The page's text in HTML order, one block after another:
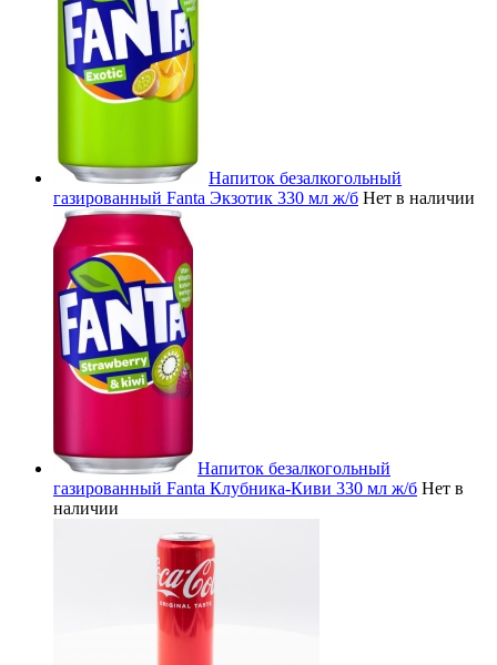
Напиток безалкогольный
газированный Fanta Экзотик 330 мл ж/б Нет в наличии
Напиток безалкогольный
газированный Fanta Клубника-Киви 330 мл ж/б Нет в
наличии